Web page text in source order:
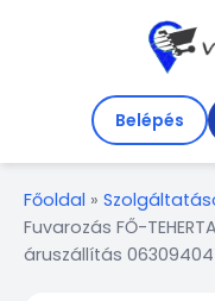
Belépés
Főoldal »
Fuvarozás FŐ-
áruszállítás